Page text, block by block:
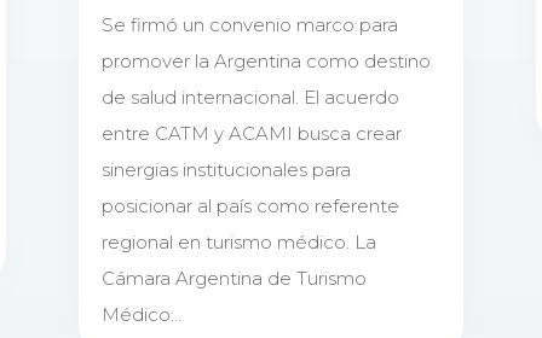
Se firmó un convenio marco para
promover la Argentina como destino
de salud internacional. El acuerdo
entre CATM y ACAMI busca crear
sinergias institucionales para
posicionar al país como referente
regional en turismo médico. La
Cámara Argentina de Turismo
Médico...